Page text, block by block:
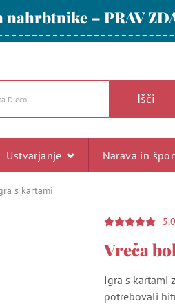
– PRAV
Išči
Ustvarjanje Narava in
s kartami
5,0
Vreča
Igra s kartami
potrebovali